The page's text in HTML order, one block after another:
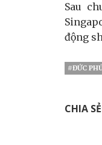
Sau
động
#ĐỨC
CHIA